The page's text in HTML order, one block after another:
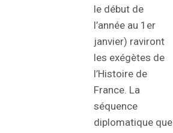
le début de
l’année au 1er
janvier) raviront
les exégètes de
l’Histoire de
France. La
séquence
diplomatique que